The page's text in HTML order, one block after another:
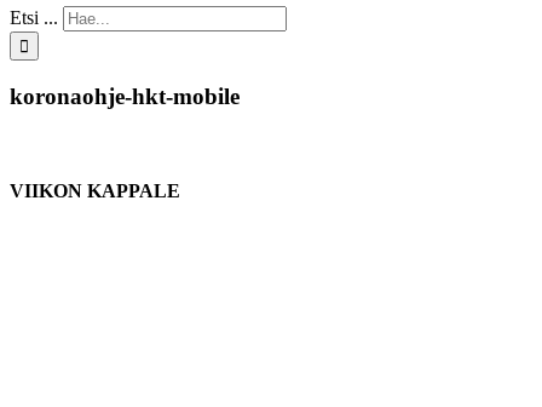
Etsi ...
koronaohje-hkt-mobile
VIIKON KAPPALE